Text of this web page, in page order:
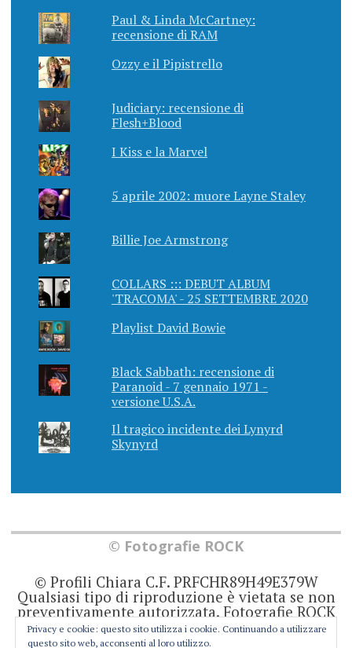
Paul & Linda McCartney:
recensione di RAM
Ozzy e il Pipistrello
Judiciary: recensione di
Flesh+Blood
I Kiss e la Marvel
5 aprile 2002: muore Layne Staley
Billie Joe Armstrong
COLLARS ::: DEBUT ALBUM
'TRACOMA' - 25 SETTEMBRE 2020
Playlist David Bowie
Black Sabbath: recensione di
Paranoid - 7 gennaio 1971 -
versione U.S.A.
Il tragico incidente dei Lynyrd
Skynyrd
© Fotografie ROCK
© Profili Chiara C.F. PRFCHR89H49E379W
Qualsiasi tipo di riproduzione è vietata se non
preventivamente autorizzata. Fotografie ROCK
non rappresenta una testata giornalistica in
quanto viene aggiornato senza alcuna
Privacy e cookie: questo sito utilizza i cookie. Continuando a utilizzare
questo sito web, acconsenti al loro utilizzo.